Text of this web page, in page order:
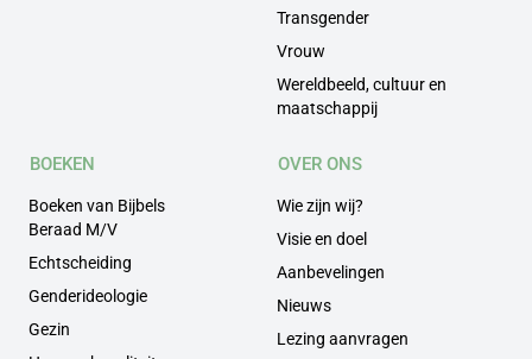
Transgender
Vrouw
Wereldbeeld, cultuur en
maatschappij
BOEKEN
Boeken van Bijbels
Beraad M/V
Echtscheiding
Genderideologie
Gezin
OVER ONS
Wie zijn wij?
Visie en doel
Aanbevelingen
Nieuws
Lezing aanvragen